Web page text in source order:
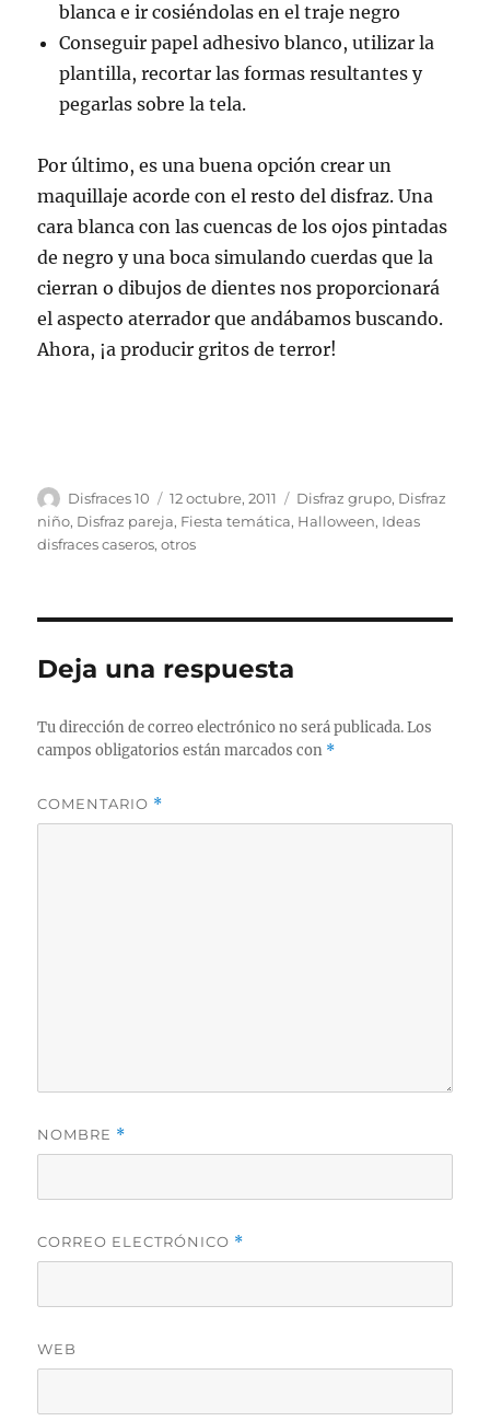
blanca e ir cosiéndolas en el traje negro
Conseguir papel adhesivo blanco, utilizar la
plantilla, recortar las formas resultantes y
pegarlas sobre la tela.
Por último, es una buena opción crear un
maquillaje acorde con el resto del disfraz. Una
cara blanca con las cuencas de los ojos pintadas
de negro y una boca simulando cuerdas que la
cierran o dibujos de dientes nos proporcionará
el aspecto aterrador que andábamos buscando.
Ahora, ¡a producir gritos de terror!
Autor
Disfraces 10
Publicado
el
12 octubre, 2011 Categorías
Disfraz grupo, Disfraz
niño, Disfraz pareja, Fiesta temática, Halloween, Ideas
disfraces caseros,otros
Deja una respuesta
Tu dirección de correo electrónico no será publicada. Los
campos obligatorios están marcados con *
COMENTARIO *
NOMBRE *
CORREO ELECTRÓNICO *
WEB